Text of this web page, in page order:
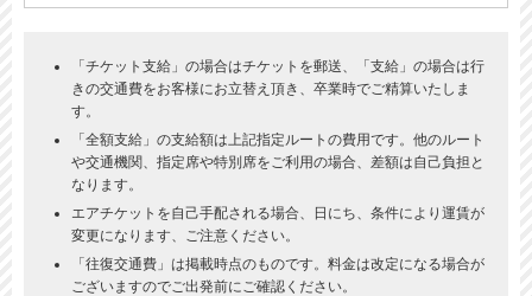
「チケット支給」の場合はチケットを郵送、「支給」の場合は行
きの交通費をお客様にお立替え頂き、卒業時でご精算いたしま
す。
「全額支給」の支給額は上記指定ルートの費用です。他のルート
や交通機関、指定席や特別席をご利用の場合、差額は自己負担と
なります。
エアチケットを自己手配される場合、日にち、条件により運賃が
変更になります、ご注意ください。
「往復交通費」は掲載時点のものです。料金は改定になる場合が
ございますのでご出発前にご確認ください。